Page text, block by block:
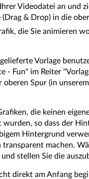
Videodatei an und
& Drop) in die
die Sie animieren
Vorlage
- Fun" im Reiter
Spur (in
die keinen
so dass der
Hintergrund
machen.
stellen Sie die
direkt am Anfang